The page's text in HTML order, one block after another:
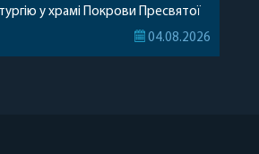
у храмі Покрови Пресвятої
Терешки Барського благочиння.
04.08.2026